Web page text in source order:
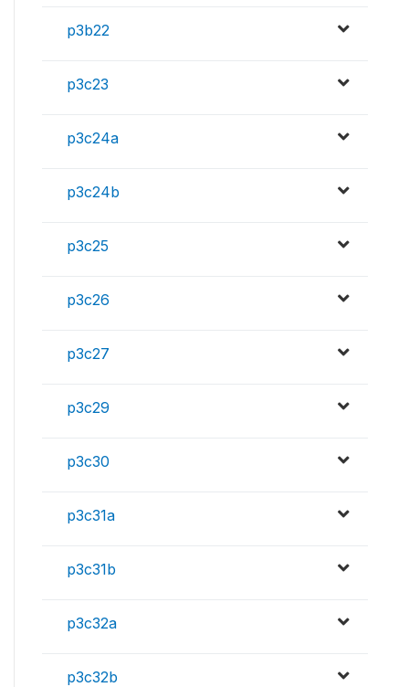
p3b22
p3c23
p3c24a
p3c24b
p3c25
p3c26
p3c27
p3c29
p3c30
p3c31a
p3c31b
p3c32a
p3c32b